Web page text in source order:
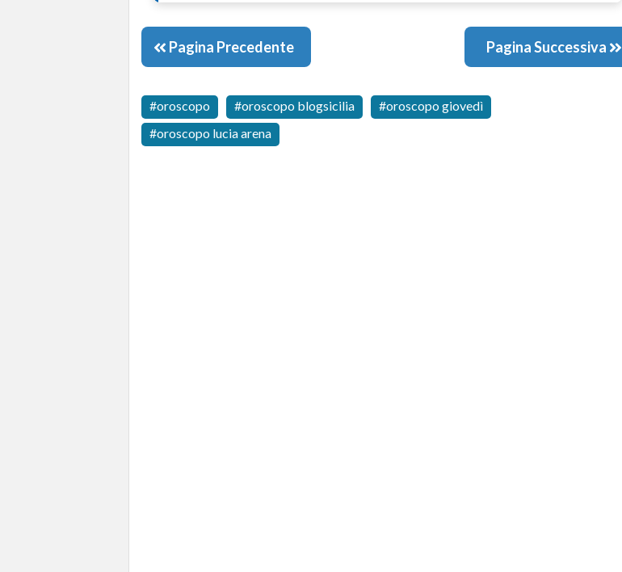
Pagina Precedente Pagina Successiva
oroscopo oroscopo blogsicilia
oroscopo giovedì
oroscopo lucia arena